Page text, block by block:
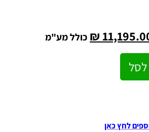
₪ כולל מע"מ
לחץ כאן